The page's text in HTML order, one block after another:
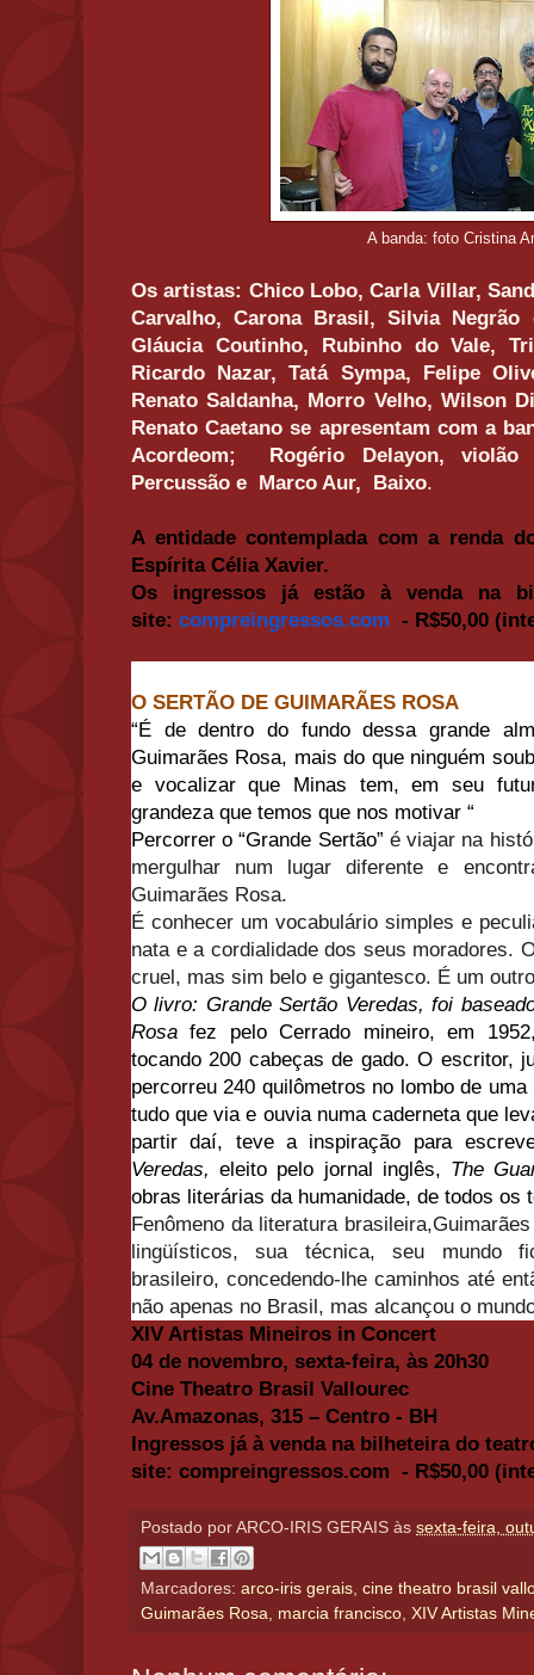
A banda: foto Cristina
Os artistas: Chico Lobo, Carla Villar,
Carvalho, Carona Brasil, Silvia
Gláucia Coutinho, Rubinho do Vale,
Ricardo Nazar, Tatá Sympa, Felipe
Renato Saldanha, Morro Velho, Wilson
Renato Caetano se apresentam com a
Acordeom; Rogério Delayon,
Percussão e Marco Aur, Baixo.
A entidade contemplada com a renda
Espírita Célia Xavier.
Os ingressos já estão à venda na
site: compreingressos.com - R$50,00
O SERTÃO DE GUIMARÃES ROSA
“É de dentro do fundo dessa grande
Guimarães Rosa, mais do que ninguém
e vocalizar que Minas tem, em seu
grandeza que temos que nos motivar “
Percorrer o “Grande Sertão” é viajar na
mergulhar num lugar diferente e
Guimarães Rosa.
É conhecer um vocabulário simples e
nata e a cordialidade dos seus moradores.
cruel, mas sim belo e gigantesco. É um
O livro: Grande Sertão Veredas, foi
Rosafez pelo Cerrado mineiro, em
tocando 200 cabeças de gado. O escritor,
percorreu 240 quilômetros no lombo de
tudo que via e ouvia numa caderneta que
partir daí, teve a inspiração para
Veredas,eleito pelo jornal inglês, The
obras literárias da humanidade, de todos os
Fenômeno da literatura
lingüísticos, sua técnica, seu mundo
brasileiro, concedendo-lhe caminhos até
não apenas no Brasil, mas alcançou o
XIV Artistas Mineiros in Concert
04 de novembro, sexta-feira, às 20h30
Cine Theatro Brasil Vallourec
Av.Amazonas, 315 – Centro - BH
Ingressos já à venda na bilheteira do
site: compreingressos.com - R$50,00
Postado por ARCO-IRIS GERAIS às sexta-feira,
Marcadores: arco-iris gerais, cine theatro brasil
Guimarães Rosa, marcia francisco, XIV Artistas